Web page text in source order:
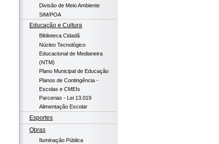
Divisão de Meio Ambiente
SIM/POA
Educação e Cultura
Biblioteca Cidadã
Núcleo Tecnológico
Educacional de Medianeira
(NTM)
Plano Municipal de Educação
Planos de Contingência -
Escolas e CMEIs
Parcerias - Lei 13.019
Alimentação Escolar
Esportes
Obras
Iluminação Pública